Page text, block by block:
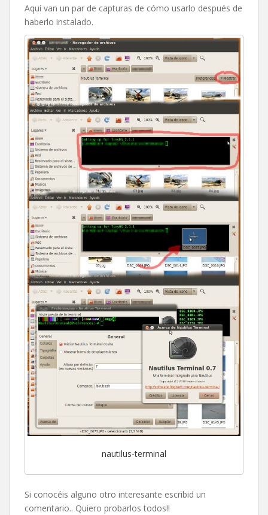
Aquí van un par de capturas de cómo usarlo después de
haberlo instalado.
nautilus-terminal
Si conocéis alguno otro interesante escribid un
comentario.. Quiero probarlos todos!!